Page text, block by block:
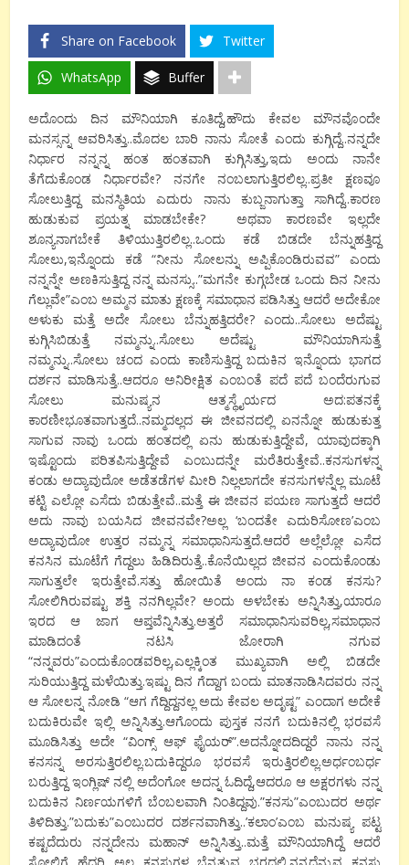
Share on Facebook Twitter
WhatsApp Buffer
ಅದೊಂದು ದಿನ ಮೌನಿಯಾಗಿ ಕೂತಿದ್ದೆ,ಹೌದು ಕೇವಲ ಮೌನವೊಂದೇ
ಮನಸ್ಸನ್ನ ಆವರಿಸಿತ್ತು..ಮೊದಲ ಬಾರಿ ನಾನು ಸೋತೆ ಎಂದು ಕುಗ್ಗಿದ್ದೆ..ನನ್ನದೇ
ನಿರ್ಧಾರ ನನ್ನನ್ನ ಹಂತ ಹಂತವಾಗಿ ಕುಗ್ಗಿಸಿತ್ತು,ಇದು ಅಂದು ನಾನೇ
ತೆಗೆದುಕೊಂಡ ನಿರ್ಧಾರವೇ? ನನಗೇ ನಂಬಲಾಗುತ್ತಿರಲಿಲ್ಲ..ಪ್ರತೀ ಕ್ಷಣವೂ
ಸೋಲುತ್ತಿದ್ದ ಮನಸ್ಥಿತಿಯ ಎದುರು ನಾನು ಕುಬ್ಜನಾಗುತ್ತಾ ಸಾಗಿದ್ದೆ..ಕಾರಣ
ಹುಡುಕುವ ಪ್ರಯತ್ನ ಮಾಡಬೇಕೇ? ಅಥವಾ ಕಾರಣವೇ ಇಲ್ಲದೇ
ಶೂನ್ಯನಾಗಬೇಕೆ ತಿಳಿಯುತ್ತಿರಲಿಲ್ಲ..ಒಂದು ಕಡೆ ಬಿಡದೇ ಬೆನ್ನುಹತ್ತಿದ್ದ
ಸೋಲು,ಇನ್ನೊಂದು ಕಡೆ “ನೀನು ಸೋಲನ್ನು ಅಪ್ಪಿಕೊಂಡಿರುವವ” ಎಂದು
ನನ್ನನ್ನೇ ಅಣಕಿಸುತ್ತಿದ್ದ ನನ್ನ ಮನಸ್ಸು..”ಮಗನೇ ಕುಗ್ಗಬೇಡ ಒಂದು ದಿನ ನೀನು
ಗೆಲ್ಲುವೇ”ಎಂಬ ಅಮ್ಮನ ಮಾತು ಕ್ಷಣಕ್ಕೆ ಸಮಾಧಾನ ಪಡಿಸಿತ್ತು ಆದರೆ ಅದೇಕೋ
ಅಳುಕು ಮತ್ತೆ ಅದೇ ಸೋಲು ಬೆನ್ನುಹತ್ತಿದರೇ? ಎಂದು..ಸೋಲು ಅದೆಷ್ಟು
ಕುಗ್ಗಿಸಿಬಿಡುತ್ತೆ ನಮ್ಮನ್ನು..ಸೋಲು ಅದೆಷ್ಟು ಮೌನಿಯಾಗಿಸುತ್ತೆ
ನಮ್ಮನ್ನು..ಸೋಲು ಚಂದ ಎಂದು ಕಾಣಿಸುತ್ತಿದ್ದ ಬದುಕಿನ ಇನ್ನೊಂದು ಭಾಗದ
ದರ್ಶನ ಮಾಡಿಸುತ್ತೆ..ಆದರೂ ಅನಿರೀಕ್ಷಿತ ಎಂಬಂತೆ ಪದೆ ಪದೆ ಬಂದೆರುಗುವ
ಸೋಲು ಮನುಷ್ಯನ ಆತ್ಮಸ್ಥೈರ್ಯದ ಅದ:ಪತನಕ್ಕೆ
ಕಾರಣೀಭೂತವಾಗುತ್ತದೆ..ನಮ್ಮದಲ್ಲದ ಈ ಜೀವನದಲ್ಲಿ ಏನನ್ನೋ ಹುಡುಕುತ್ತ
ಸಾಗುವ ನಾವು ಒಂದು ಹಂತದಲ್ಲಿ ಏನು ಹುಡುಕುತ್ತಿದ್ದೇವೆ, ಯಾವುದಕ್ಕಾಗಿ
ಇಷ್ಟೊಂದು ಪರಿತಪಿಸುತ್ತಿದ್ದೇವೆ ಎಂಬುದನ್ನೇ ಮರೆತಿರುತ್ತೇವೆ..ಕನಸುಗಳನ್ನ
ಕಂಡು ಅದ್ಯಾವುದೋ ಅಡೆತಡೆಗಳ ಮೀರಿ ನಿಲ್ಲಲಾಗದೇ ಕನಸುಗಳನ್ನೆಲ್ಲ ಮೂಟೆ
ಕಟ್ಟಿ ಎಲ್ಲೋ ಎಸೆದು ಬಿಡುತ್ತೇವೆ..ಮತ್ತೆ ಈ ಜೀವನ ಪಯಣ ಸಾಗುತ್ತದೆ ಆದರೆ
ಅದು ನಾವು ಬಯಸಿದ ಜೀವನವೇ?ಅಲ್ಲ ‘ಬಂದತೇ ಎದುರಿಸೋಣ’ಎಂಬ
ಅದ್ಯಾವುದೋ ಉತ್ತರ ನಮ್ಮನ್ನ ಸಮಾಧಾನಿಸುತ್ತದೆ.ಆದರೆ ಅಲ್ಲೆಲ್ಲೋ ಎಸೆದ
ಕನಸಿನ ಮೂಟೆಗೆ ಗೆದ್ದಲು ಹಿಡಿದಿರುತ್ತೆ..ಕೊನೆಯಿಲ್ಲದ ಜೀವನ ಎಂದುಕೊಂಡು
ಸಾಗುತ್ತಲೇ ಇರುತ್ತೇವೆ.ಸತ್ತು ಹೋಯಿತೆ ಅಂದು ನಾ ಕಂಡ ಕನಸು?
ಸೋಲಿಗಿರುವಷ್ಟು ಶಕ್ತಿ ನನಗಿಲ್ಲವೇ? ಅಂದು ಅಳಬೇಕು ಅನ್ನಿಸಿತ್ತು,ಯಾರೂ
ಇರದ ಆ ಜಾಗ ಆಪ್ತವೆನ್ನಿಸಿತ್ತು.ಅತ್ತರೆ ಸಮಾಧಾನಿಸುವರಿಲ್ಲ,ಸಮಾಧಾನ
ಮಾಡಿದಂತೆ ನಟಸಿ ಜೋರಾಗಿ ನಗುವ
“ನನ್ನವರು”ಎಂದುಕೊಂಡವರಿಲ್ಲ,ಎಲ್ಲಕ್ಕಿಂತ ಮುಖ್ಯವಾಗಿ ಅಲ್ಲಿ ಬಿಡದೇ
ಸುರಿಯುತ್ತಿದ್ದ ಮಳೆಯಿತ್ತು.ಇಷ್ಟು ದಿನ ಗೆದ್ದಾಗ ಬಂದು ಮಾತನಾಡಿಸಿದವರು ನನ್ನ
ಆ ಸೋಲನ್ನ ನೋಡಿ “ಆಗ ಗೆದ್ದಿದ್ದನಲ್ಲ ಅದು ಕೇವಲ ಅದೃಷ್ಟ” ಎಂದಾಗ ಅದೇಕೆ
ಬದುಕಿರುವೇ ಇಲ್ಲಿ ಅನ್ನಿಸಿತ್ತು.ಆಗೊಂದು ಪುಸ್ತಕ ನನಗೆ ಬದುಕಿನಲ್ಲಿ ಭರವಸೆ
ಮೂಡಿಸಿತ್ತು ಅದೇ “ವಿಂಗ್ಸ್ ಆಫ್ ಫೈಯರ್”.ಅದನ್ನೋದದಿದ್ದರೆ ನಾನು ನನ್ನ
ಕನಸನ್ನ ಅರಸುತ್ತಿರಲಿಲ್ಲ.ಬದುಕಿದ್ದರೂ ಭರವಸೆ ಇರುತ್ತಿರಲಿಲ್ಲ.ಅರ್ಧಂಬರ್ಧ
ಬರುತ್ತಿದ್ದ ಇಂಗ್ಲಿಷ್ ನಲ್ಲಿ ಅದೆಂಗೋ ಅದನ್ನ ಓದಿದ್ದೆ,ಆದರೂ ಆ ಅಕ್ಷರಗಳು ನನ್ನ
ಬದುಕಿನ ನಿರ್ಣಯಗಳಿಗೆ ಬೆಂಬಲವಾಗಿ ನಿಂತಿದ್ದವು.”ಕನಸು”ಎಂಬುದರ ಅರ್ಥ
ತಿಳಿದಿತ್ತು.”ಬದುಕು”ಎಂಬುದರ ದರ್ಶನವಾಗಿತ್ತು..’ಕಲಾಂ’ಎಂಬ ಮನುಷ್ಯ ಪಟ್ಟ
ಕಷ್ಟದೆದುರು ನನ್ನದೇನು ಮಹಾನ್ ಅನ್ನಿಸಿತ್ತು..ಮತ್ತೆ ಮೌನಿಯಾಗಿದ್ದೆ ಆದರೆ
ಸೋಲಿಗೆ ಹೆದರಿ ಅಲ್ಲ ಕನಸುಗಳ ಬೆನ್ನತ್ತುವ ಭರದಲ್ಲಿ.ನನ್ನದೆನ್ನುವ ಕನಸು